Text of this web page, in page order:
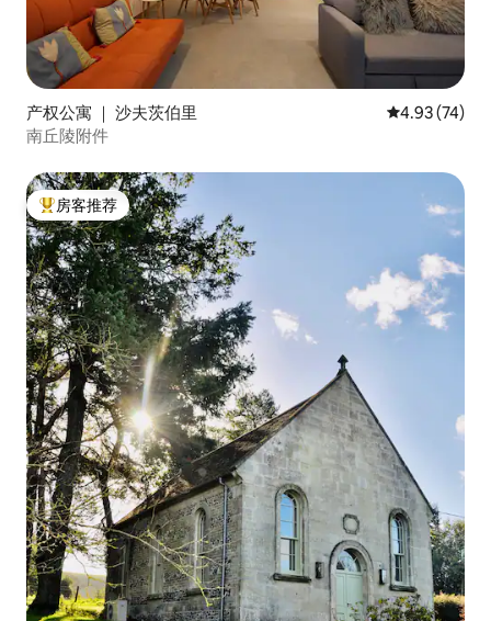
产权公寓 ｜ 沙夫茨伯里 平均评分
4.93 (74)
南丘陵附件
热门「房客推荐」
房客推荐